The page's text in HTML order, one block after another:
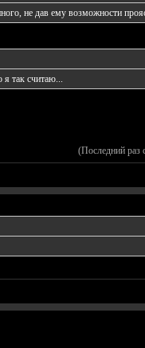
не дав ему возможности
я так считаю...
(Последний раз